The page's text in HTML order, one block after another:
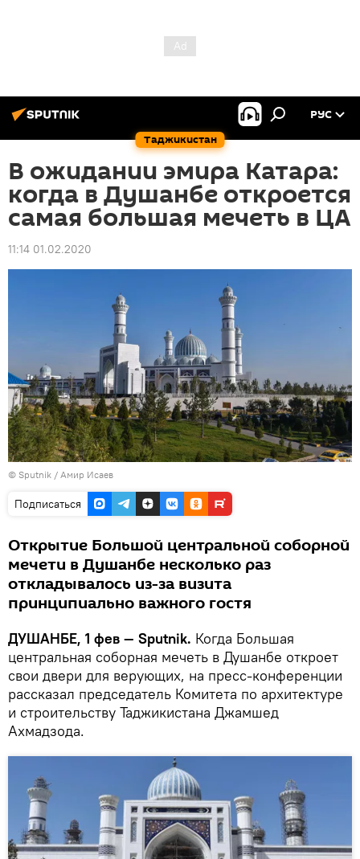
Таджикистан
РУС
В ожидании эмира Катара:
когда в Душанбе откроется
самая большая мечеть в ЦА
11:14 01.02.2020
© Sputnik / Амир Исаев
Подписаться
Открытие Большой центральной соборной
мечети в Душанбе несколько раз
откладывалось из-за визита
принципиально важного гостя
ДУШАНБЕ, 1 фев — Sputnik. Когда Большая
центральная соборная мечеть в Душанбе откроет
свои двери для верующих, на пресс-конференции
рассказал председатель Комитета по архитектуре
и строительству Таджикистана Джамшед
Ахмадзода.